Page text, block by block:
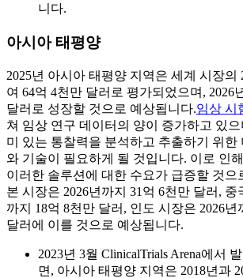
니다.
아시아 태평양
2025년 아시아 태평양 지역은 세계 시장의
여 64억 4천만 달러로 평가되었으며, 2026
달러로 성장할 것으로 예상됩니다.임상 시
쳐 임상 연구 데이터의 양이 증가하고 있으
미 있는 통찰력을 분석하고 추출하기 위한
와 기술이 필요하게 될 것입니다. 이로 인
이러한 솔루션에 대한 수요가 급증할 것으
본 시장은 2026년까지 31억 6천만 달러, 중
까지 18억 8천만 달러, 인도 시장은 2026년
달러에 이를 것으로 예상됩니다.
2023년 3월 ClinicalTrials Arena에서
면, 아시아 태평양 지역은 2018년과